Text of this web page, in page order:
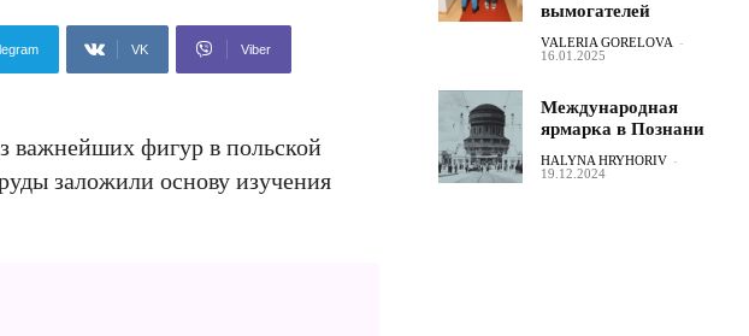
VK Viber
важнейших фигур в польской
заложили основу изучения
вымогателей
VALERIA GORELOVA -
16.01.2025
Международная
ярмарка в Познани
HALYNA HRYHORIV -
19.12.2024